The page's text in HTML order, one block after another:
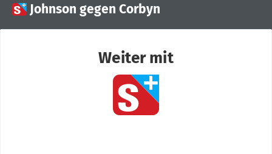
 Johnson gegen Corbyn